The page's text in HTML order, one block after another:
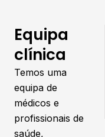
Equipa
clínica
Temos uma
equipa de
médicos e
profissionais de
saúde,